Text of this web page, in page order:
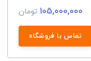
105,000,000 تومان
تماس با فروشگاه